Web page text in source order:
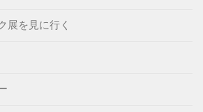
展を見に行く